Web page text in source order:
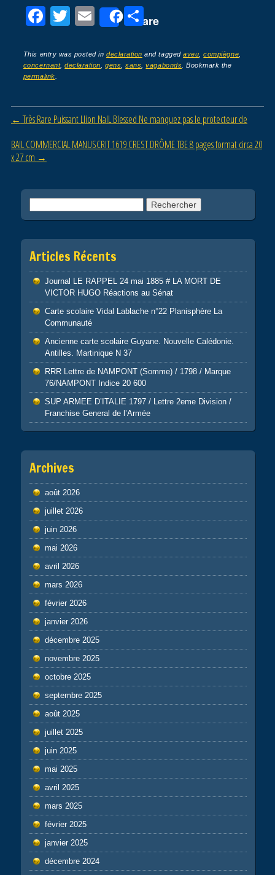
F
c
e
o
k
T
tt
er
E
ail
Share
P
ta
g
This entry was posted indeclaration and taggedaveu ,compiègne
concernant,declaration ,gens ,sans ,vagabonds . Bookmark the
permalink
Post navigation
← Très Rare Puissant Llion NalL Blessed Ne manquez pas le protecteur de
BAIL COMMERCIAL MANUSCRIT 1619 CREST DRÔME TBE 8 pages format circa 20
x 27 cm →
Articles Récents
Journal LE RAPPEL 24 mai 1885 # LA MORT DE
VICTOR HUGO Réactions au Sénat
Carte scolaire Vidal Lablache n°22 Planisphère La
Communauté
Ancienne carte scolaire Guyane. Nouvelle Calédonie.
Antilles. Martinique N 37
RRR Lettre de NAMPONT (Somme) / 1798 / Marque
76/NAMPONT Indice 20 600
SUP ARMEE D’ITALIE 1797 / Lettre 2eme Division /
Franchise General de l’Armée
Archives
août 2026
juillet 2026
juin 2026
mai 2026
avril 2026
mars 2026
février 2026
janvier 2026
décembre 2025
novembre 2025
octobre 2025
septembre 2025
août 2025
juillet 2025
juin 2025
mai 2025
avril 2025
mars 2025
février 2025
janvier 2025
décembre 2024